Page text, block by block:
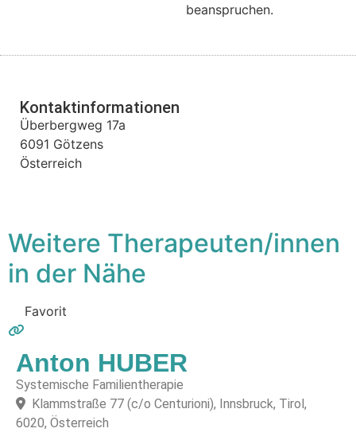
beanspruchen.
Kontaktinformationen
Überbergweg 17a
6091 Götzens
Österreich
Weitere Therapeuten/innen
in der Nähe
Favorit
Anton HUBER
Systemische Familientherapie
Klammstraße 77 (c/o Centurioni), Innsbruck, Tirol,
6020, Österreich